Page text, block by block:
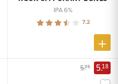
IPA 6%
7.2
5.75 5.18